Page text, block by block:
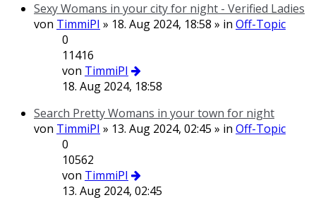
Sexy Womans in your city for night - Verified Ladies
von TimmiPI » 18. Aug 2024, 18:58 » in Off-Topic
0
11416
von TimmiPI
18. Aug 2024, 18:58
Search Pretty Womans in your town for night
von TimmiPI » 13. Aug 2024, 02:45 » in Off-Topic
0
10562
von TimmiPI
13. Aug 2024, 02:45